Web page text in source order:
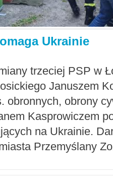
Ukrainie
trzeciej PSP w
Januszem
obronnych, obrony
Kasprowiczem
na Ukrainie.
Przemyślany